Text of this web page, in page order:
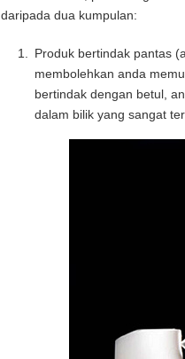
daripada dua kumpulan:
Produk bertindak pantas
membolehkan anda
bertindak dengan betul,
dalam bilik yang sangat